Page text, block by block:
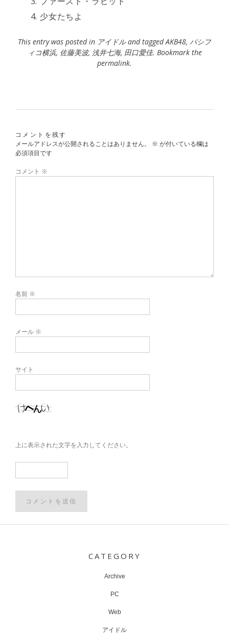
少女たちよ
This entry was posted in アイドルand taggedAKB48, パシフ
ィコ横浜, 佐藤美波, 浅井七海, 田口愛佳. Bookmark the
permalink.
コメントを残す
メールアドレスが公開されることはありません。
※ が付いている欄は
必須項目です
コメント ※
名前 ※
メール ※
サイト
上に表示された文字を入力してください。
CATEGORY
Archive
PC
Web
アイドル